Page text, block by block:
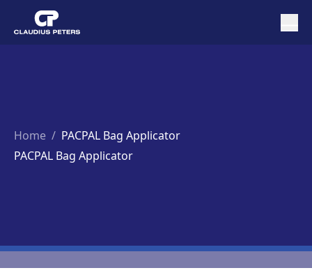
Home / PACPAL Bag Applicator
PACPAL Bag Applicator